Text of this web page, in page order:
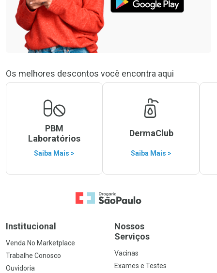
Os melhores descontos você encontra aqui
PBM
Laboratórios
Saiba Mais >
DermaClub
Saiba Mais >
Ir para a Home
Institucional
Venda No Marketplace
Trabalhe Conosco
Ouvidoria
Nossos
Serviços
Vacinas
Exames e Testes